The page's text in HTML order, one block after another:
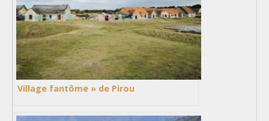
Village fantôme » de Pirou